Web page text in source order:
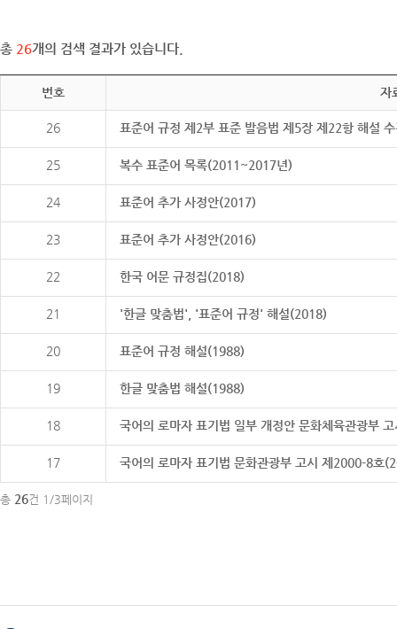
총 26개의 검색 결과가 있습니다.
번호 자
26 표준어 규정 제2부 표준 발음법 제5장 제22항 해설
25 복수 표준어 목록(2011~2017년)
24 표준어 추가 사정안(2017)
23 표준어 추가 사정안(2016)
22 한국 어문 규정집(2018)
21 '한글 맞춤법', '표준어 규정' 해설(2018)
20 표준어 규정 해설(1988)
19 한글 맞춤법 해설(1988)
18 국어의 로마자 표기법 일부 개정안 문화체육관광부
17 국어의 로마자 표기법 문화관광부 고시 제2000-8호
총 26건 1/3페이지